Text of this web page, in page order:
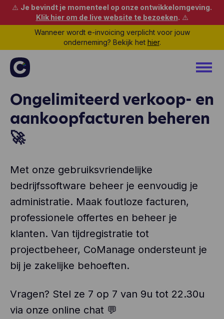
⚠️ Je bevindt je momenteel op onze ontwikkelomgeving.
Klik hier om de live website te bezoeken. ⚠️
Wanneer wordt e-invoicing verplicht voor jouw
onderneming? Bekijk het hier.
Ongelimiteerd verkoop- en
aankoopfacturen beheren
🚀
Met onze gebruiksvriendelijke
bedrijfssoftware beheer je eenvoudig je
administratie. Maak foutloze facturen,
professionele offertes en beheer je
klanten. Van tijdregistratie tot
projectbeheer, CoManage ondersteunt je
bij je zakelijke behoeften.
Vragen? Stel ze 7 op 7 van 9u tot 22.30u
via onze online chat 💬